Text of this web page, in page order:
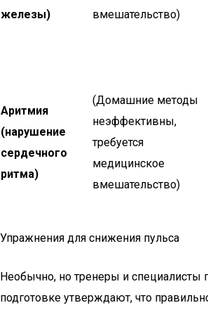
железы)
вмешательство)
Аритмия
(нарушение
сердечного
ритма)
(Домашние методы
неэффективны,
требуется
медицинское
вмешательство)
Упражнения для снижения пульса
Необычно, но тренеры и специалисты
подготовке утверждают, что